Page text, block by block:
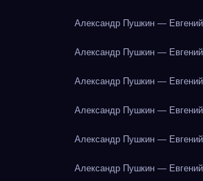
Александр Пушкин —
Александр Пушкин —
Александр Пушкин —
Александр Пушкин —
Александр Пушкин —
Александр Пушкин —